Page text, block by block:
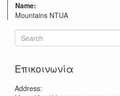
Name:
Mountains NTUA
Search
form
Επικοινωνία
Address: